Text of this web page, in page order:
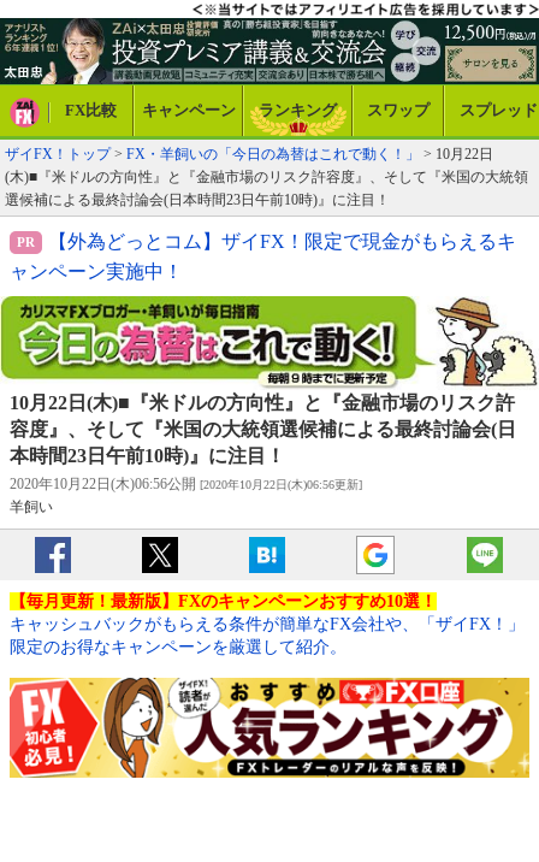
FX比較 キャンペーン ランキング スワップ スプレッド
ザイFX！トップ> FX・羊飼いの「今日の為替はこれで動く！」
> 10月22日
(木)■『米ドルの方向性』と『金融市場のリスク許容度』、そして『米国の大統領
選候補による最終討論会(日本時間23日午前10時)』に注目！
【外為どっとコム】ザイFX！限定で現金がもらえるキ
ャンペーン実施中！
10月22日(木)■『米ドルの方向性』と『金融市場のリスク許
容度』、そして『米国の大統領選候補による最終討論会(日
本時間23日午前10時)』に注目！
2020年10月22日(木)06:56公開 [2020年10月22日(木)06:56更新]
羊飼い
【毎月更新！最新版】FXのキャンペーンおすすめ10選！
キャッシュバックがもらえる条件が簡単なFX会社や、「ザイFX！」
限定のお得なキャンペーンを厳選して紹介。